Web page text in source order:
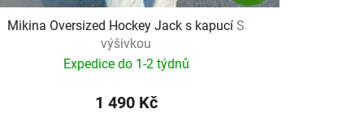
Mikina Oversized Hockey Jack s kapucíS
výšivkou
Expedice do 1-2 týdnů
1 490 Kč